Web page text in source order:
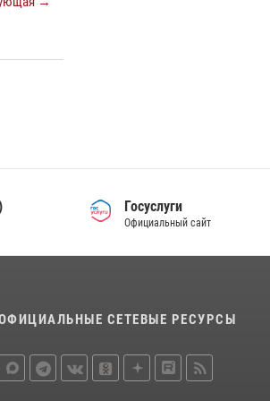
В Ростовской области сотрудники
детского сада со своей службой
09 июля 2026, 13:58
Госуслуги
Официальный сайт
СЕТЕВЫЕ РЕСУРСЫ